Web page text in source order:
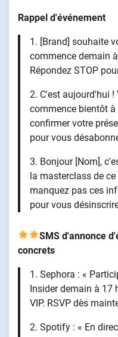
Rappel d'événement
1. [Brand] souhaite
commence demain
Répondez STOP
2. C'est aujourd'hui !
commence bientôt à
confirmer votre
pour vous
3. Bonjour [Nom],
la masterclass de
manquez pas ces
pour vous
SMS d'annonce
concrets
1. Sephora : «
Insider demain à 17
VIP. RSVP dès
2. Spotify : « En